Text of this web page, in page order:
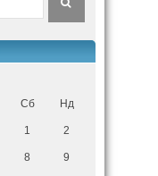
Сб Нд
1 2
8 9